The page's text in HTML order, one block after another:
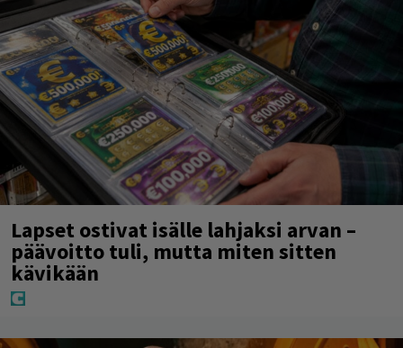
Lapset ostivat isälle lahjaksi arvan –
päävoitto tuli, mutta miten sitten
kävikään